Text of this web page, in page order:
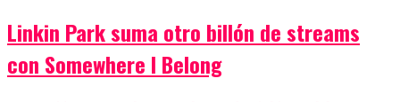
Linkin Park suma otro billón de streams
con Somewhere I Belong